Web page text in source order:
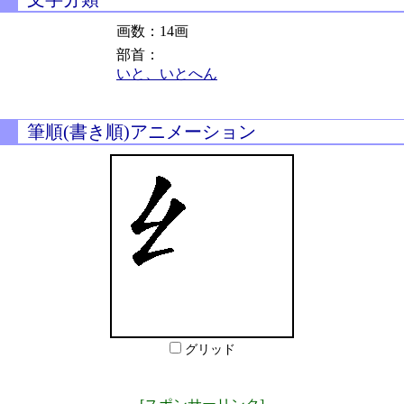
画数：14画
部首：
いと、いとへん
筆順(書き順)アニメーション
グリッド